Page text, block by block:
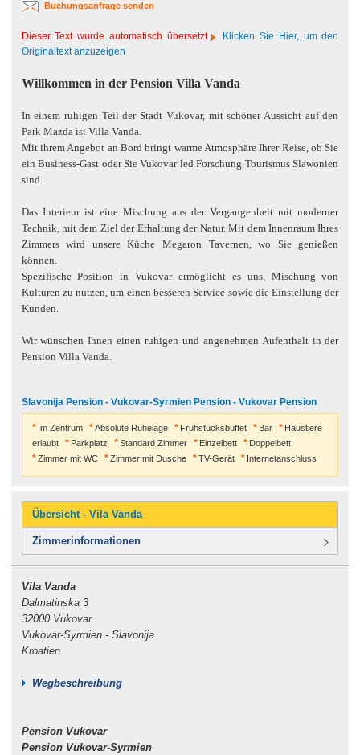
Buchungsanfrage senden
Dieser Text wurde automatisch übersetzt
Klicken Sie Hier, um den
Originaltext anzuzeigen
Willkommen in der Pension Villa Vanda
In einem ruhigen Teil der Stadt Vukovar, mit schöner Aussicht auf den
Park Mazda ist Villa Vanda.
Mit ihrem Angebot an Bord bringt warme Atmosphäre Ihrer Reise, ob Sie
ein Business-Gast oder Sie Vukovar led Forschung Tourismus Slawonien
sind.
Das Interieur ist eine Mischung aus der Vergangenheit mit moderner
Technik, mit dem Ziel der Erhaltung der Natur. Mit dem Innenraum Ihres
Zimmers wird unsere Küche Megaron Tavernen, wo Sie genießen
können.
Spezifische Position in Vukovar ermöglicht es uns, Mischung von
Kulturen zu nutzen, um einen besseren Service sowie die Einstellung der
Kunden.
Wir wünschen Ihnen einen ruhigen und angenehmen Aufenthalt in der
Pension Villa Vanda.
Slavonija Pension - Vukovar-Syrmien Pension - Vukovar Pension
Im Zentrum Absolute Ruhelage Frühstücksbuffet Bar
Haustiere
erlaubt
Parkplatz Standard Zimmer Einzelbett
Doppelbett
Zimmer mit WC
Zimmer mit Dusche TV-Gerät Internetanschluss
Übersicht - Vila Vanda
Zimmerinformationen
Vila Vanda
Dalmatinska 3
32000 Vukovar
Vukovar-Syrmien - Slavonija
Kroatien
Wegbeschreibung
Pension Vukovar
Pension Vukovar-Syrmien